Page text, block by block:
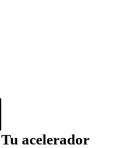
Tu acelerador